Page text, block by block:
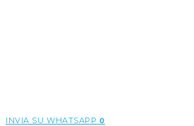
INVIA SU WHATSAPP 0